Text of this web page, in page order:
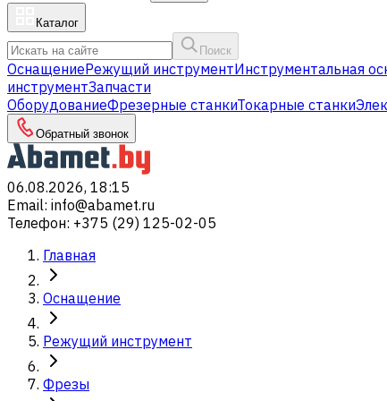
Каталог
Поиск
ОснащениеРежущий инструментИнструментальная
инструментЗапчасти
ОборудованиеФрезерные станкиТокарные станки
Обратный звонок
06.08.2026, 18:15
Email: info@abamet.ru
Телефон: +375 (29) 125-02-05
Главная
Оснащение
Режущий инструмент
Фрезы